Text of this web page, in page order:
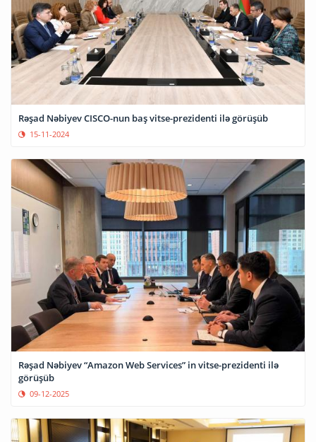
Rəşad Nəbiyev CISCO-nun baş vitse-prezidenti ilə görüşüb
15-11-2024
Rəşad Nəbiyev “Amazon Web Services” in vitse-prezidenti ilə
görüşüb
09-12-2025